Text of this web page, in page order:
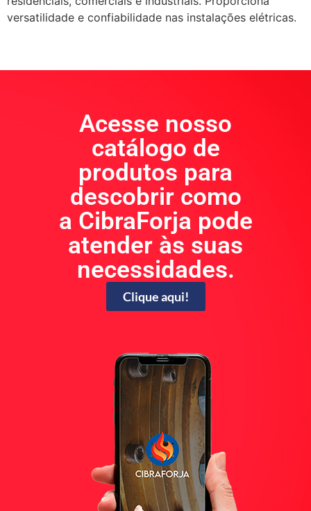
versatilidade e confiabilidade nas instalações elétricas.
Acesse nosso
catálogo de
produtos para
descobrir como
a CibraForja pode
atender às suas
necessidades.
Clique aqui!